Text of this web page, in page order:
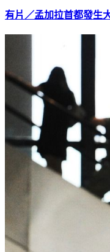
有片／孟加拉首都發生